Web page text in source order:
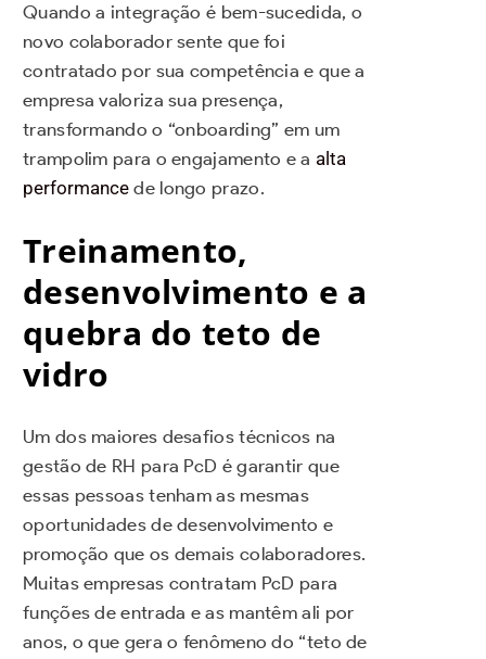
Quando a integração é bem-sucedida, o
novo colaborador sente que foi
contratado por sua competência e que a
empresa valoriza sua presença,
transformando o “onboarding” em um
trampolim para o engajamento e a alta
performance de longo prazo.
Treinamento,
desenvolvimento e a
quebra do teto de
vidro
Um dos maiores desafios técnicos na
gestão de RH para PcD é garantir que
essas pessoas tenham as mesmas
oportunidades de desenvolvimento e
promoção que os demais colaboradores.
Muitas empresas contratam PcD para
funções de entrada e as mantêm ali por
anos, o que gera o fenômeno do “teto de